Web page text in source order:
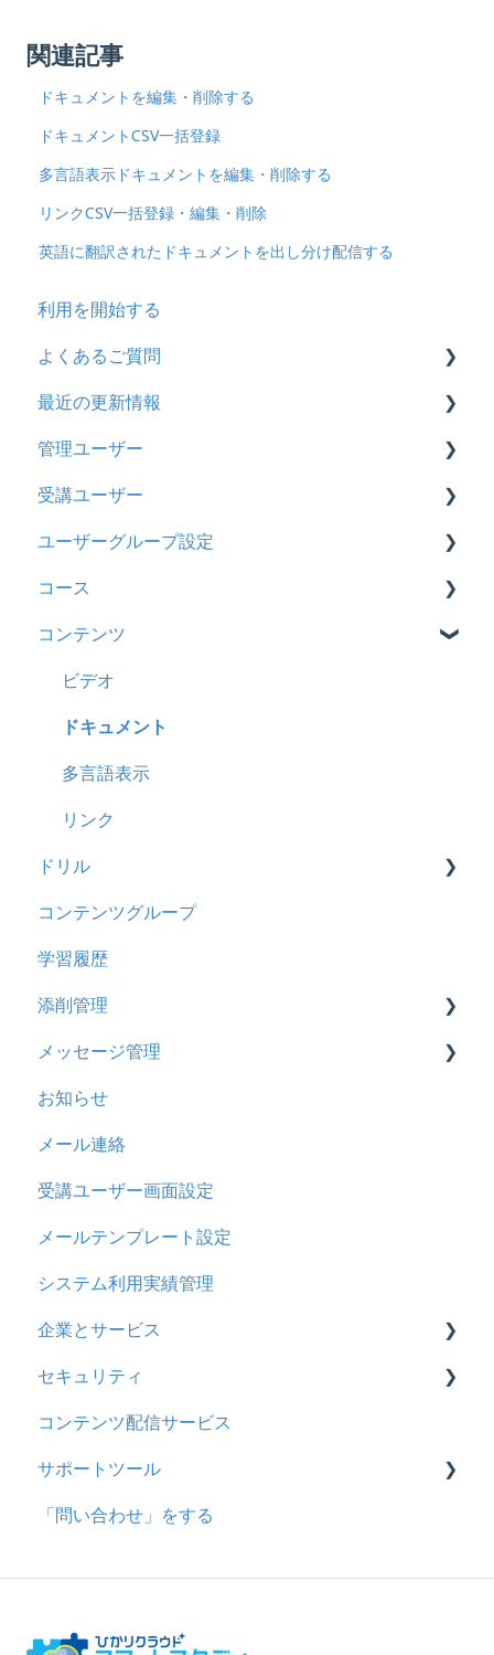
関連記事
ドキュメントを編集・削除する
ドキュメントCSV一括登録
多言語表示ドキュメントを編集・削除する
リンクCSV一括登録・編集・削除
英語に翻訳されたドキュメントを出し分け配信する
利用を開始する
よくあるご質問
契約
トライアル
カスタマイズ
インターネット・セキュリティ
料金
管理ユーザー・受講ユーザー
履歴
コンテンツ
CSV
ドキュメント
ビデオ
ドリル
メール
メッセージ
お知らせ
多言語変換
助成金
最近の更新情報
2026年8月アップデート
2026年2月アップデート
2025年10月アップデート
2025年9月アップデート
2025年3月アップデート
2024年12月アップデート
2024年8月アップデート
2024年5月アップデート
2023年12月アップデート
2023年11月アップデート
2023年8月アップデート
2023年4月アップデート
管理ユーザー
管理ユーザーの統合について
管理ユーザーについて
ロールと権限
受講ユーザー
基本操作
【新レイアウト】受講ユーザー登録について
【旧レイアウト】ユーザー編集について
ユーザーグループ設定
【新レイアウト】ユーザーグループ設定
【旧レイアウト】ユーザーグループ設定
コース
基本操作
新レイアウト
旧レイアウト
コース詳細設定の参考
ストレスチェック
CSVについて
コンテンツ
ビデオ
ドキュメント
多言語表示
リンク
ドリル
概要
問題について
ドリルについて
【問題・ドリル】の参考
ドリルスキンについて
問題属性
コンテンツグループ
学習履歴
添削管理
概要
基本操作
採点権限のみを持ったユーザ
採点・承認権限を持ったユーザ
メッセージ管理
基本操作
リンクメッセージスレッド
お知らせ
メール連絡
受講ユーザー画面設定
メールテンプレート設定
システム利用実績管理
企業とサービス
用語の定義
企業について
統合ユーザーについて
サービスについて
セキュリティ
シングルサインオン設定
証明書認証
MFA(多要素認証)
コンテンツ配信サービス
サポートツール
基本操作
「問い合わせ」をする